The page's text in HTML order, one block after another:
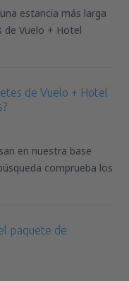
estancia más larga
de Vuelo + Hotel
de Vuelo + Hotel
en nuestra base
comprueba los
paquete de